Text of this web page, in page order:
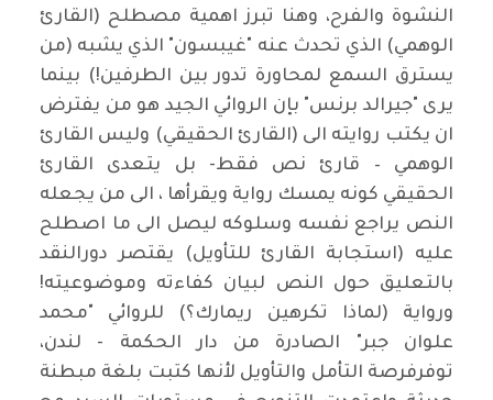
النشوة والفرح، وهنا تبرز اهمية مصطلح (القارئ
الوهمي) الذي تحدث عنه "غيبسون" الذي يشبه (من
يسترق السمع لمحاورة تدور بين الطرفين!) بينما
يرى "جيرالد برنس" بإن الروائي الجيد هو من يفترض
ان يكتب روايته الى (القارئ الحقيقي) وليس القارئ
الوهمي – قارئ نص فقط- بل يتعدى القارئ
الحقيقي كونه يمسك رواية ويقرأها ، الى من يجعله
النص يراجع نفسه وسلوكه ليصل الى ما اصطلح
عليه (استجابة القارئ للتأويل) يقتصر دورالنقد
بالتعليق حول النص لبيان كفاءته وموضوعيته!
ورواية (لماذا تكرهين ريمارك؟) للروائي "محمد
علوان جبر" الصادرة من دار الحكمة - لندن،
توفرفرصة التأمل والتأويل لأنها كتبت بلغة مبطنة